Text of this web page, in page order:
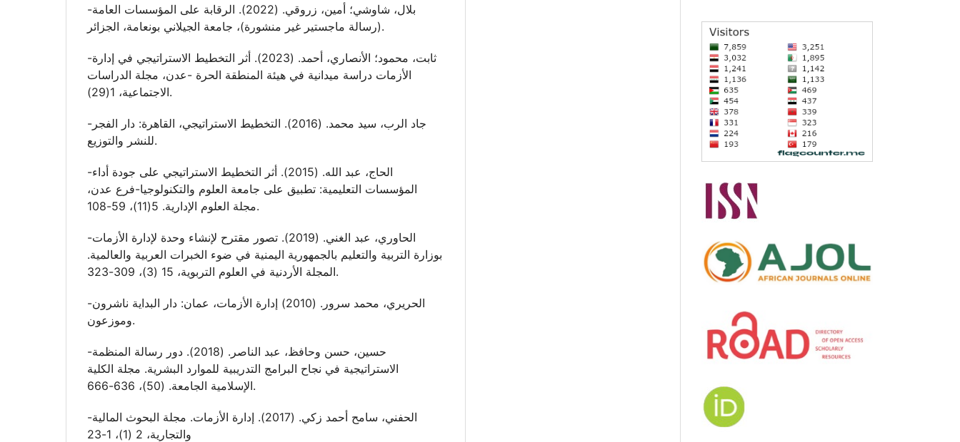
-بلال، شاوشي؛ أمين، زروقي. (2022). الرقابة على المؤسسات العامة
(رسالة ماجستير غير منشورة)، جامعة الجيلاني بونعامة، الجزائر.
-ثابت، محمود؛ الأنصاري، أحمد. (2023). أثر التخطيط الاستراتيجي في إدارة
الأزمات دراسة ميدانية في هيئة المنطقة الحرة -عدن، مجلة الدراسات
الاجتماعية، 1(29).
-جاد الرب، سيد محمد. (2016). التخطيط الاستراتيجي، القاهرة: دار الفجر
للنشر والتوزيع.
-الحاج، عبد الله. (2015). أثر التخطيط الاستراتيجي على جودة أداء
المؤسسات التعليمية: تطبيق على جامعة العلوم والتكنولوجيا-فرع عدن،
مجلة العلوم الإدارية. 5(11)، 59-108.
-الحاوري، عبد الغني. (2019). تصور مقترح لإنشاء وحدة لإدارة الأزمات
بوزارة التربية والتعليم بالجمهورية اليمنية في ضوء الخبرات العربية والعالمية.
المجلة الأردنية في العلوم التربوية، 15 (3)، 309-323.
-الحريري، محمد سرور. (2010) إدارة الأزمات، عمان: دار البداية ناشرون
وموزعون.
-حسين، حسن وحافظ، عبد الناصر. (2018). دور رسالة المنظمة
الاستراتيجية في نجاح البرامج التدريبية للموارد البشرية. مجلة الكلية
الإسلامية الجامعة. (50)، 636-666.
-الحفني، سامح أحمد زكي. (2017). إدارة الأزمات. مجلة البحوث المالية
والتجارية، 2 (1)، 1-23